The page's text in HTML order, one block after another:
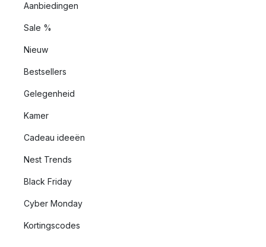
Aanbiedingen
Sale %
Nieuw
Bestsellers
Gelegenheid
Kamer
Cadeau ideeën
Nest Trends
Black Friday
Cyber Monday
Kortingscodes